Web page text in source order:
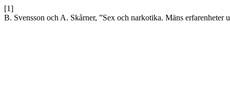
[1]
B. Svensson och A. Skårner, ”Sex och narkotika. Mäns erfarenheter